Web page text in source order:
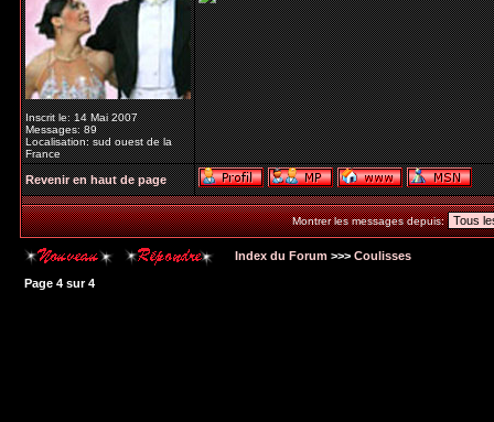
Inscrit le: 14 Mai 2007
Messages: 89
Localisation: sud ouest de la
France
Revenir en haut de page
Montrer les messages depuis:
Index du Forum >>> Coulisses
Page 4 sur4